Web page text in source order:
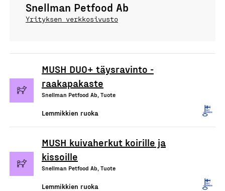
Snellman Petfood Ab
Yrityksen verkkosivusto
MUSH DUO+ täysravinto -
raakapakaste
Snellman Petfood Ab, Tuote
Lemmikkien ruoka
MUSH kuivaherkut koirille ja
kissoille
Snellman Petfood Ab, Tuote
Lemmikkien ruoka